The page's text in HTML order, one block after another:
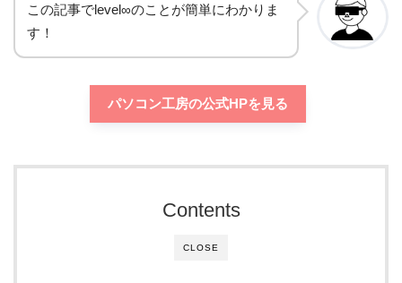
この記事でlevel∞のことが簡単にわかりま
す！
パソコン工房の公式HPを見る
CLOSE
Contents